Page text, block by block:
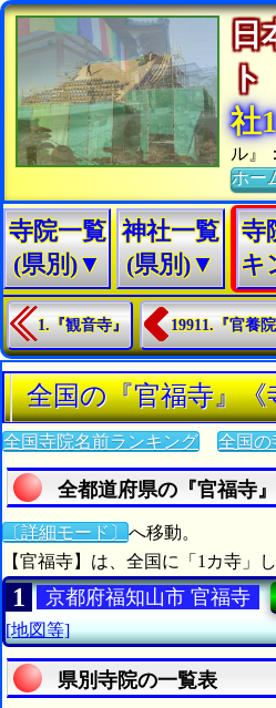
日
社
ル』
ホー
寺院一覧
(県別)▼
神社一覧
(県別)▼
寺
キ
1.『観音寺』 19911.『官養
全国の『官福寺』
全国寺院名前ランキング 全国の
全都道府県の『官福寺
〔詳細モード〕 へ移動。
【官福寺】は、全国に「1カ寺」
1 京都府福知山市 官福寺
[地図等]
県別寺院の一覧表